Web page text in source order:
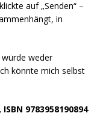
auf „Senden“ –
in
weder
könnte mich selbst
9783958190894